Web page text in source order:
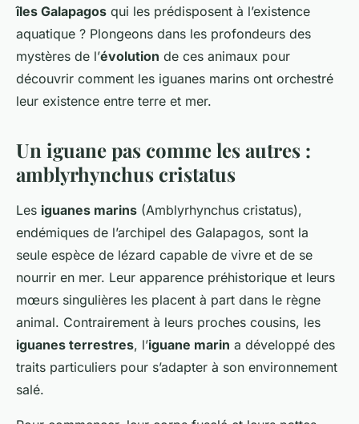
îles Galapagos qui les prédisposent à l’existence
aquatique ? Plongeons dans les profondeurs des
mystères de l’évolution de ces animaux pour
découvrir comment les iguanes marins ont orchestré
leur existence entre terre et mer.
Un iguane pas comme les autres :
amblyrhynchus cristatus
Les iguanes marins (Amblyrhynchus cristatus),
endémiques de l’archipel des Galapagos, sont la
seule espèce de lézard capable de vivre et de se
nourrir en mer. Leur apparence préhistorique et leurs
mœurs singulières les placent à part dans le règne
animal. Contrairement à leurs proches cousins, les
iguanes terrestres, l’iguane marin a développé des
traits particuliers pour s’adapter à son environnement
salé.